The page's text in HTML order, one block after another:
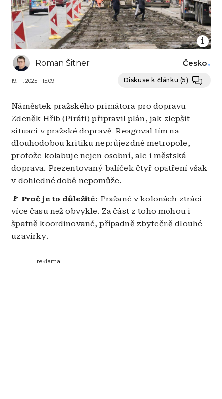
Roman Šitner
19. 11. 2025 - 15:09
Česko
Diskuse k článku (5)
Náměstek pražského primátora pro dopravu
Zdeněk Hřib (Piráti) připravil plán, jak zlepšit
situaci v pražské dopravě. Reagoval tím na
dlouhodobou kritiku neprůjezdné metropole,
protože kolabuje nejen osobní, ale i městská
doprava. Prezentovaný balíček čtyř opatření však
v dohledné době nepomůže.
🚩 Proč je to důležité: Pražané v kolonách ztrácí
více času než obvykle. Za část z toho mohou i
špatně koordinované, případně zbytečně dlouhé
uzavírky.
reklama